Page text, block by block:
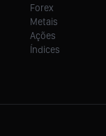
Forex
Metais
Ações
Índices